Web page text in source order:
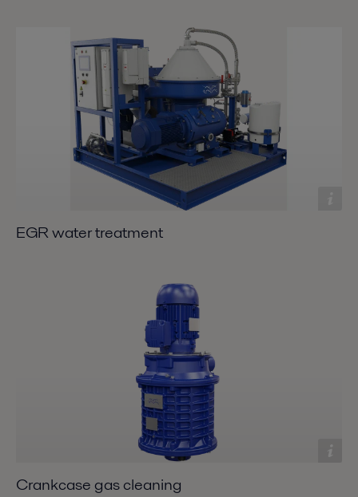
EGR water treatment
Crankcase gas cleaning